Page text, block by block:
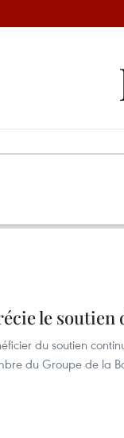
le soutien
du soutien
du Groupe de la